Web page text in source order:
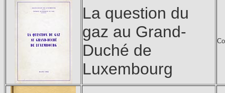
La question du
gaz au Grand-
Duché de
Luxembourg